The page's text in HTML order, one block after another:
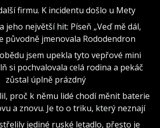
firmu. K incidentu došlo u Mety
jeho největší hit: Píseň „Veď mě dál,
původně jmenovala Rododendron
jsem upekla tyto vepřové mini
si pochvalovala celá rodina a pekáč
zůstal úplně prázdný
proč k němu lidé chodí měnit baterie
a znovu. Je to o triku, který neznají
jediné ruské letadlo, přesto je